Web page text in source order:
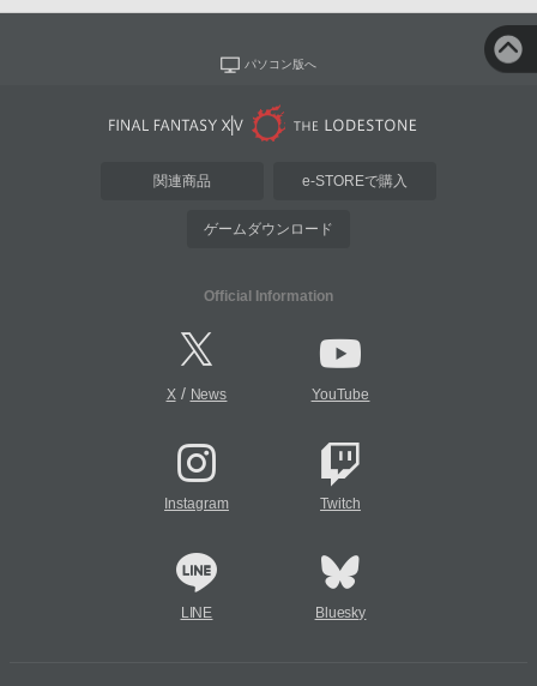
パソコン版へ
関連商品 e-STOREで購入
ゲームダウンロード
Official Information
X/ News YouTube
Instagram Twitch
LINE Bluesky